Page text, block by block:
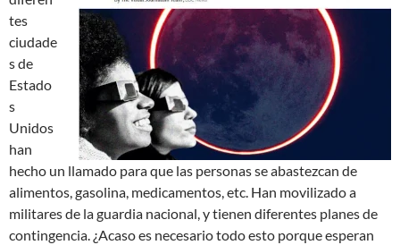
tes
ciudade
s de
Estado
s
Unidos
han
hecho un llamado para que las personas se abastezcan de
alimentos, gasolina, medicamentos, etc. Han movilizado a
militares de la guardia nacional, y tienen diferentes planes de
contingencia. ¿Acaso es necesario todo esto porque esperan